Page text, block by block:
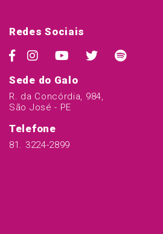
Redes Sociais
Sede do Galo
R. da Concórdia, 984,
São José - PE
Telefone
81. 3224-2899